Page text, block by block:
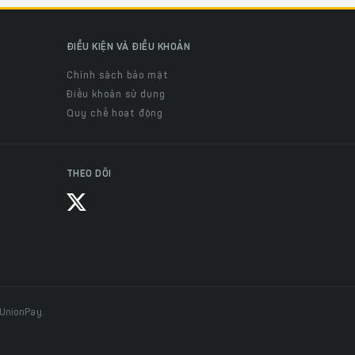
ĐIỀU KIỆN VÀ ĐIỀU KHOẢN
Chính sách bảo mật
Điều khoản sử dụng
Quy chế hoạt động
THEO DÕI